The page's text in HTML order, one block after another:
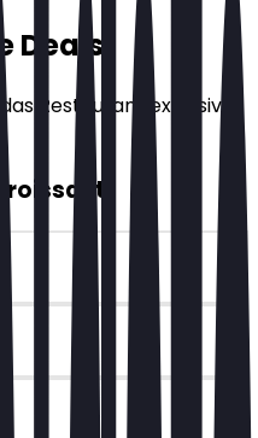
Deals
Restaurant exklusiv